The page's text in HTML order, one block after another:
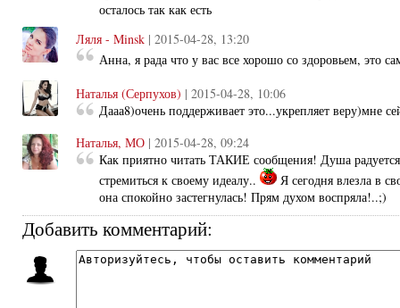
осталось так как есть
Ляля - Minsk | 2015-04-28, 13:20
Анна, я рада что у вас все хорошо со здоровьем, это
Наталья (Серпухов) | 2015-04-28, 10:06
Дааа8)очень поддерживает это...укрепляет веру)мне
Наталья, МО | 2015-04-28, 09:24
Как приятно читать ТАКИЕ сообщения! Душа радуется
стремиться к своему идеалу..
Я сегодня влезла в
она спокойно застегнулась! Прям духом воспряла!..;)
Добавить комментарий: